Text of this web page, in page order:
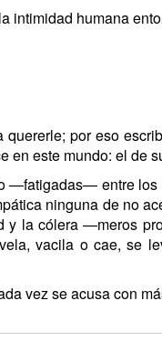
intimidad humana
por eso
en este mundo: el de
—fatigadas— entre
ninguna de no
la cólera —meros
vacila o cae, se
vez se acusa con